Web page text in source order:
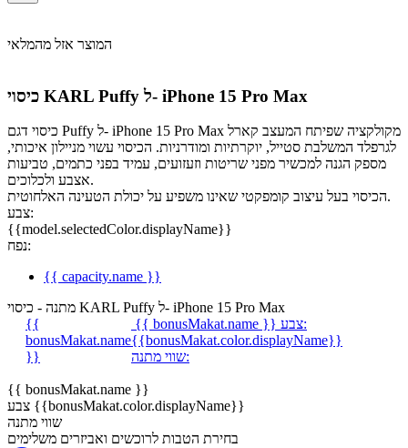
המוצר אזל מהמלאי
כיסוי KARL Puffy ל- iPhone 15 Pro Max
כיסוי דגם Puffy ל- iPhone 15 Pro Max מקולקציה שפיתח המעצב קארל
לגרפלד המשלבת סטייל, יוקרתיות ומודרניות. הכיסוי עשוי מניילון איכותי,
מספק הגנה למכשיר מפני שריטות וזעזועים, עמיד בפני כתמים, טביעות
אצבע ולכלוכים.
הכיסוי בעל עיצוב קומפקטי שאינו משפיע על יכולת הטעינה האלחוטית.
צבע:
{{model.selectedColor.displayName}}
נפח:
{{ capacity.name }}
מתנה - כיסוי KARL Puffy ל- iPhone 15 Pro Max
{{
bonusMakat.name
}}
{{ bonusMakat.name }}
צבע:
{{bonusMakat.color.displayName}}
שווי מתנה:
{{ bonusMakat.name }}
צבע {{bonusMakat.color.displayName}}
שווי מתנה
בחירת הטבות לרוכשים ואביזרים משלימים